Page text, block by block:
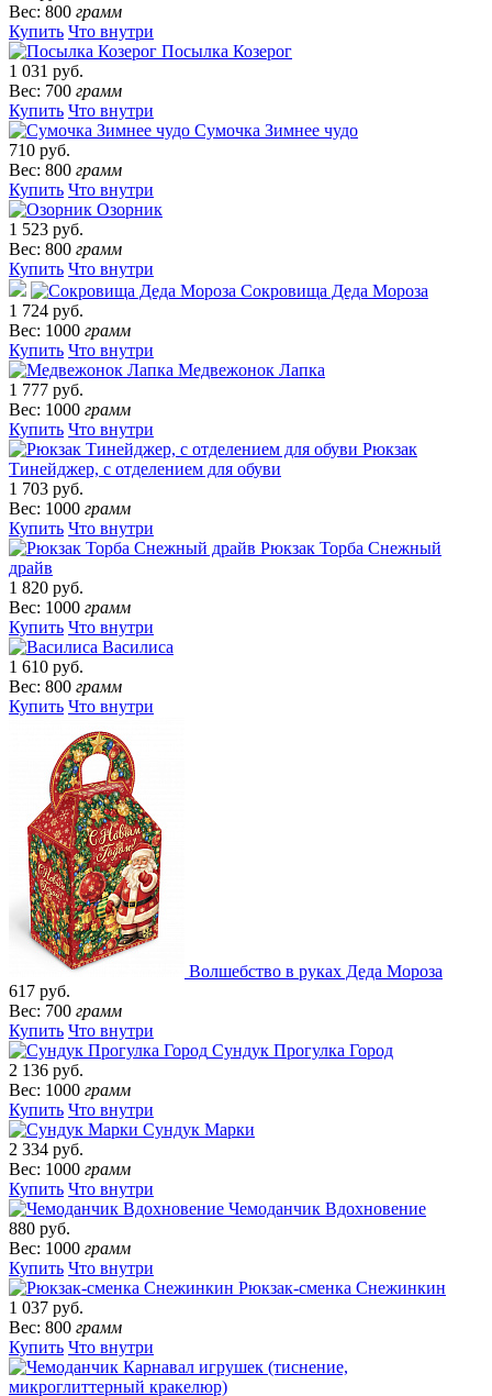
Вес: 800 грамм
Купить Что внутри
Посылка Козерог
1 031 руб.
Вес: 700 грамм
Купить Что внутри
Сумочка Зимнее чудо
710 руб.
Вес: 800 грамм
Купить Что внутри
Озорник
1 523 руб.
Вес: 800 грамм
Купить Что внутри
Сокровища Деда Мороза
1 724 руб.
Вес: 1000 грамм
Купить Что внутри
Медвежонок Лапка
1 777 руб.
Вес: 1000 грамм
Купить Что внутри
Рюкзак
Тинейджер, с отделением для обуви
1 703 руб.
Вес: 1000 грамм
Купить Что внутри
Рюкзак Торба Снежный
драйв
1 820 руб.
Вес: 1000 грамм
Купить Что внутри
Василиса
1 610 руб.
Вес: 800 грамм
Купить Что внутри
Волшебство в руках Деда Мороза
617 руб.
Вес: 700 грамм
Купить Что внутри
Сундук Прогулка Город
2 136 руб.
Вес: 1000 грамм
Купить Что внутри
Сундук Марки
2 334 руб.
Вес: 1000 грамм
Купить Что внутри
Чемоданчик Вдохновение
880 руб.
Вес: 1000 грамм
Купить Что внутри
Рюкзак-сменка Снежинкин
1 037 руб.
Вес: 800 грамм
Купить Что внутри